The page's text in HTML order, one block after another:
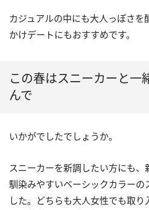
カジュアルの中にも大人っぽさを
かけデートにもおすすめです。
この春はスニーカーと一
んで
いかがでしたでしょうか。
スニーカーを新調したい方にも
馴染みやすいベーシックカラーの
した。どちらも大人女性でも取